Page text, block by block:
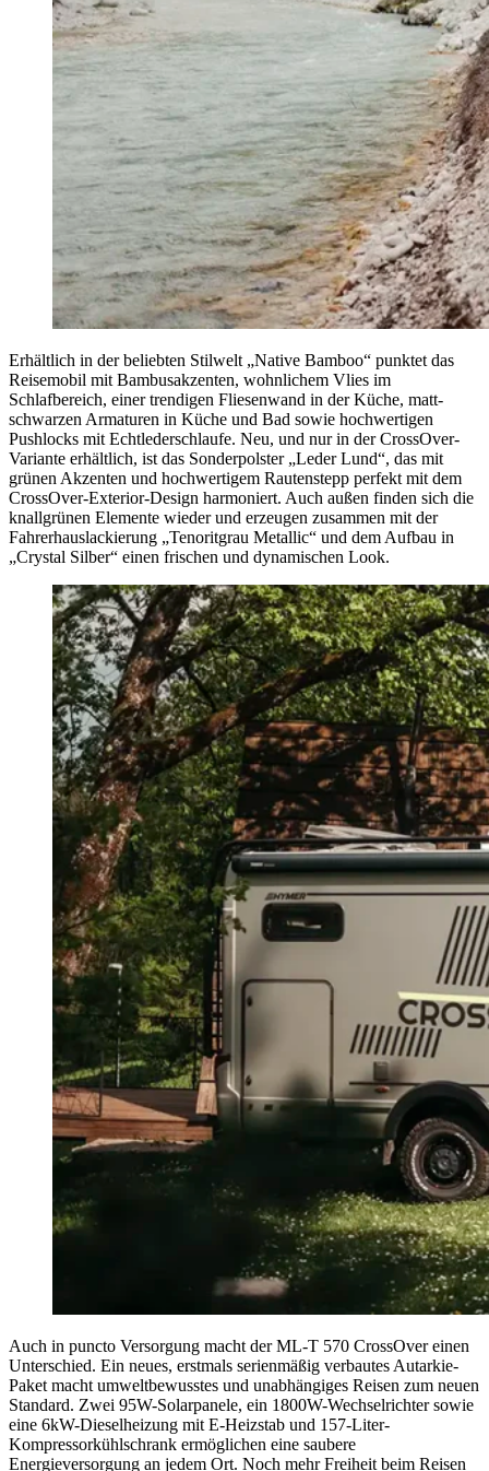
Erhältlich in der beliebten Stilwelt „Native Bamboo“ punktet das
Reisemobil mit Bambusakzenten, wohnlichem Vlies im
Schlafbereich, einer trendigen Fliesenwand in der Küche, matt-
schwarzen Armaturen in Küche und Bad sowie hochwertigen
Pushlocks mit Echtlederschlaufe. Neu, und nur in der CrossOver-
Variante erhältlich, ist das Sonderpolster „Leder Lund“, das mit
grünen Akzenten und hochwertigem Rautenstepp perfekt mit dem
CrossOver-Exterior-Design harmoniert. Auch außen finden sich die
knallgrünen Elemente wieder und erzeugen zusammen mit der
Fahrerhauslackierung „Tenoritgrau Metallic“ und dem Aufbau in
„Crystal Silber“ einen frischen und dynamischen Look.
Auch in puncto Versorgung macht der ML-T 570 CrossOver einen
Unterschied. Ein neues, erstmals serienmäßig verbautes Autarkie-
Paket macht umweltbewusstes und unabhängiges Reisen zum neuen
Standard. Zwei 95W-Solarpanele, ein 1800W-Wechselrichter sowie
eine 6kW-Dieselheizung mit E-Heizstab und 157-Liter-
Kompressorkühlschrank ermöglichen eine saubere
Energieversorgung an jedem Ort. Noch mehr Freiheit beim Reisen